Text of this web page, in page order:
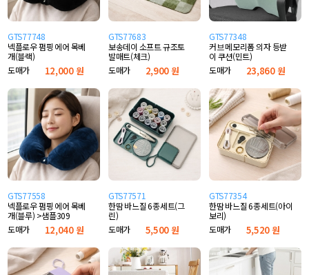
GTS77748
넥플로우 펌핑 에어 목베
개(블랙)
도매가
12,000 원
GTS77683
보송데이 소프트 규조토
발매트(체크)
도매가
2,900 원
GTS77348
커브 메모리폼 의자 등받
이 쿠션(민트)
도매가
23,860 원
GTS77558
넥플로우 펌핑 에어 목베
개(블루) >샘플309
도매가
12,040 원
GTS77571
한땀 바느질 6종세트(그
린)
도매가
5,500 원
GTS77354
한땀 바느질 6종세트(아이
보리)
도매가
5,520 원